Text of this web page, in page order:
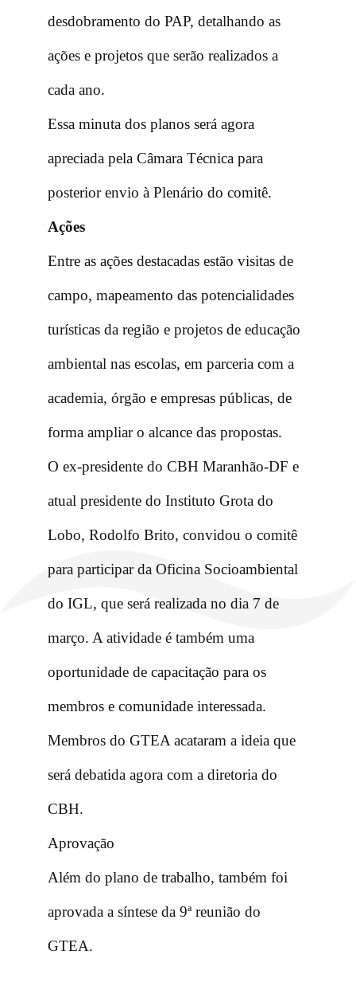
desdobramento do PAP, detalhando as
ações e projetos que serão realizados a
cada ano.
Essa minuta dos planos será agora
apreciada pela Câmara Técnica para
posterior envio à Plenário do comitê.
Ações
Entre as ações destacadas estão visitas de
campo, mapeamento das potencialidades
turísticas da região e projetos de educação
ambiental nas escolas, em parceria com a
academia, órgão e empresas públicas, de
forma ampliar o alcance das propostas.
O ex-presidente do CBH Maranhão-DF e
atual presidente do Instituto Grota do
Lobo, Rodolfo Brito, convidou o comitê
para participar da Oficina Socioambiental
do IGL, que será realizada no dia 7 de
março. A atividade é também uma
oportunidade de capacitação para os
membros e comunidade interessada.
Membros do GTEA acataram a ideia que
será debatida agora com a diretoria do
CBH.
Aprovação
Além do plano de trabalho, também foi
aprovada a síntese da 9ª reunião do
GTEA.